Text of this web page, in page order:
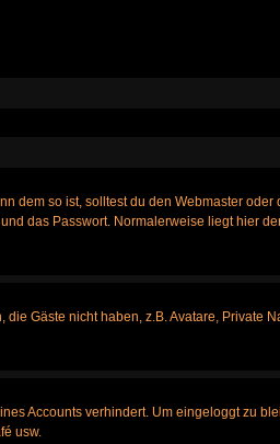
dem so ist, solltest du den Webmaster oder
das Passwort. Normalerweise liegt hier
Gäste nicht haben, z.B. Avatare, Private
Accounts verhindert. Um eingeloggt zu
usw.